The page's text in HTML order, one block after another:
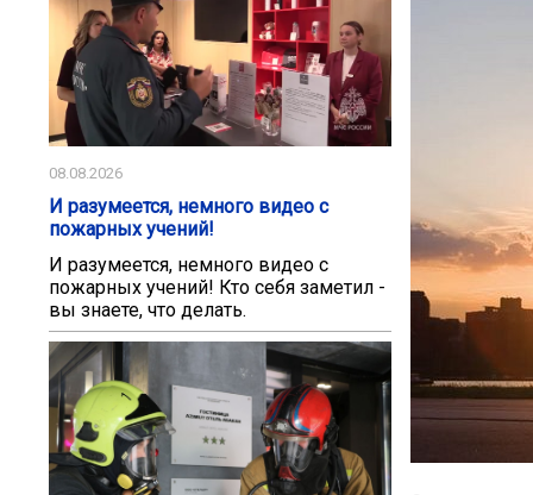
08.08.2026
И разумеется, немного видео с
пожарных учений!
И разумеется, немного видео с
пожарных учений! Кто себя заметил -
вы знаете, что делать.